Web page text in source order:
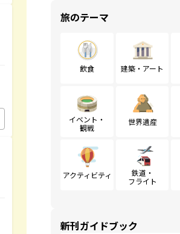
旅のテーマ
飲食 建築・アート
イベント・
観戦
世界遺産
アクティビティ
鉄道・
フライト
新刊ガイドブック